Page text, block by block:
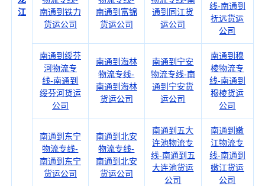
江
南通到铁力
货运公司
南通到富锦
货运公司
通到同江货
运公司
线-南通到
抚远货运
公司
南通到绥芬
河物流专
线-南通到
绥芬河货运
公司
南通到海林
物流专线-
南通到海林
货运公司
南通到宁安
物流专线-南
通到宁安货
运公司
南通到穆
棱物流专
线-南通到
穆棱货运
公司
南通到东宁
物流专线-
南通到东宁
货运公司
南通到北安
物流专线-
南通到北安
货运公司
南通到五大
连池物流专
线-南通到五
大连池货运
公司
南通到嫩
江物流专
线-南通到
嫩江货运
公司